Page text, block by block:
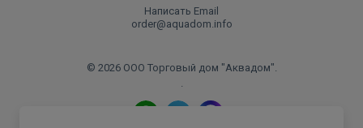
Написать Email
order@aquadom.info
© 2026 ООО Торговый дом "Аквадом".
.